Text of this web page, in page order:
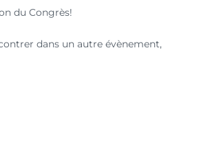
du Congrès!
dans un autre évènement,